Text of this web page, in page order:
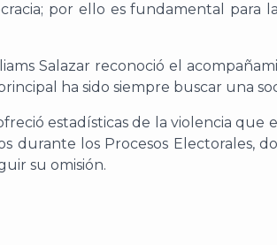
por ello es fundamental para
Salazar reconoció el
ha sido siempre buscar una
estadísticas de la violencia
durante los Procesos Electorales,
su omisión.